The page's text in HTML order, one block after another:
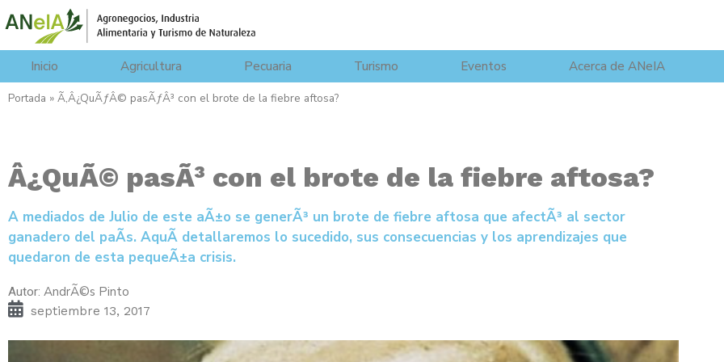
Inicio Agricultura Pecuaria Turismo Eventos Acerca de ANeIA
Portada » Ã‚Â¿QuÃƒÂ© pasÃƒÂ³ con el brote de la fiebre aftosa?
Â¿QuÃ© pasÃ³ con el brote de la fiebre aftosa?
A mediados de Julio de este aÃ±o se generÃ³ un brote de fiebre aftosa que afectÃ³ al sector
ganadero del paÃ­s. AquÃ­ detallaremos lo sucedido, sus consecuencias y los aprendizajes que
quedaron de esta pequeÃ±a crisis.
Autor: AndrÃ©s Pinto
septiembre 13, 2017